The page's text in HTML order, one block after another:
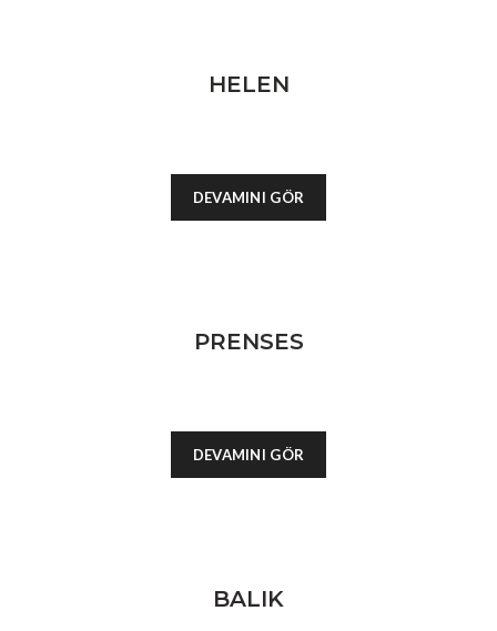
HELEN
DEVAMINI GÖR
PRENSES
DEVAMINI GÖR
BALIK